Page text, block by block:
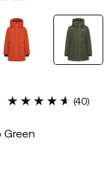
(40)
Green